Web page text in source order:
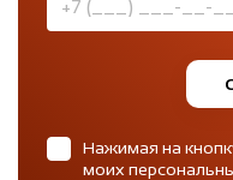
Нажимая на
моих